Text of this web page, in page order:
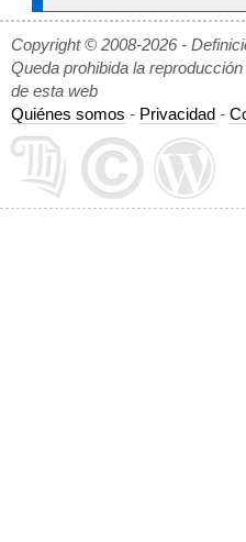
Copyright © 2008-2026 -
Queda prohibida la
de esta web
Quiénes somos - Privacidad -